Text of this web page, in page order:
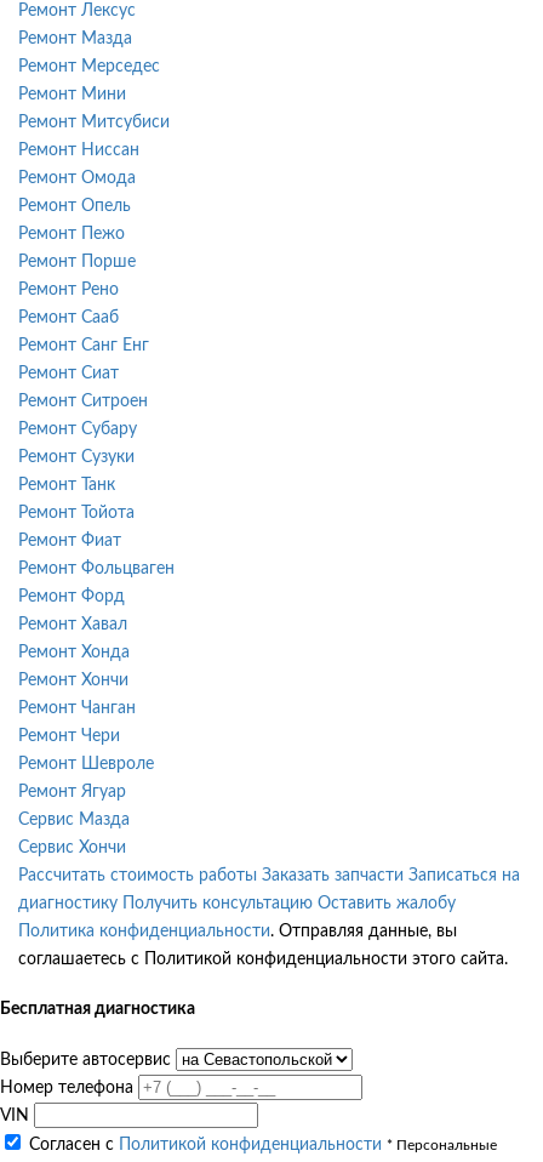
Ремонт Лексус
Ремонт Мазда
Ремонт Мерседес
Ремонт Мини
Ремонт Митсубиси
Ремонт Ниссан
Ремонт Омода
Ремонт Опель
Ремонт Пежо
Ремонт Порше
Ремонт Рено
Ремонт Сааб
Ремонт Санг Енг
Ремонт Сиат
Ремонт Ситроен
Ремонт Субару
Ремонт Сузуки
Ремонт Танк
Ремонт Тойота
Ремонт Фиат
Ремонт Фольцваген
Ремонт Форд
Ремонт Хавал
Ремонт Хонда
Ремонт Хончи
Ремонт Чанган
Ремонт Чери
Ремонт Шевроле
Ремонт Ягуар
Сервис Мазда
Сервис Хончи
Рассчитать стоимость работы Заказать запчасти Записаться на
диагностику
Получить консультацию Оставить жалобу
Политика конфиденциальности. Отправляя данные, вы
соглашаетесь с Политикой конфиденциальности этого сайта.
Бесплатная диагностика
Выберите автосервис
Номер телефона
VIN
Согласен с
Политикой конфиденциальности * Персональные